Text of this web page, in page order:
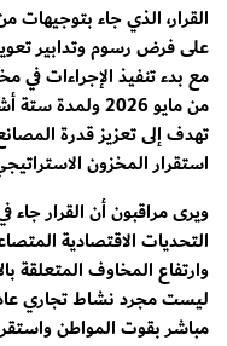
القرار، الذي جاء بتوجيهات
مع بدء تنفيذ الإجراءات في
من مايو 2026
تهدف إلى تعزيز قدرة
استقرار المخزون
ويرى مراقبون أن القرار
التحديات الاقتصادية
وارتفاع المخاوف المتعلقة
ليست مجرد نشاط تجاري
مباشر بقوت المواطن